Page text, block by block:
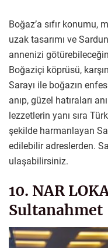
Boğaz’a sıfır konumu,
uzak tasarımı ve
annenizi
Boğaziçi köprüsü,
Sarayı ile boğazın
anıp, güzel hatıraları
lezzetlerin yanı sıra
şekilde harmanlayan
edilebilir adreslerden.
ulaşabilirsiniz.
10. NAR
Sultanahmet